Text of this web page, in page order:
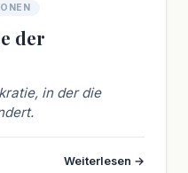
der
in der die
Weiterlesen →